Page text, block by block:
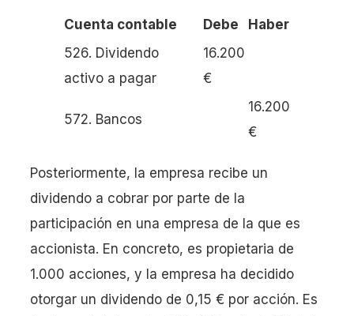
Cuenta contable Debe
Haber
526. Dividendo
activo a pagar
16.200
€
572. Bancos
16.200
€
Posteriormente, la empresa recibe un
dividendo a cobrar por parte de la
participación en una empresa de la que es
accionista. En concreto, es propietaria de
1.000 acciones, y la empresa ha decidido
otorgar un dividendo de 0,15 € por acción. Es